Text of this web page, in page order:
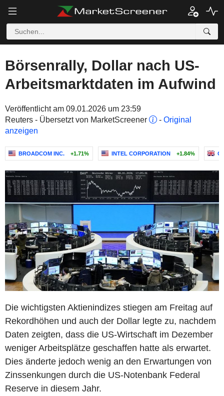
Börsenrally, Dollar nach US-
Arbeitsmarktdaten im Aufwind
Veröffentlicht am 09.01.2026 um 23:59
Reuters - Übersetzt von MarketScreener
- Original
anzeigen
BROADCOM INC. +1.71% INTEL CORPORATION +1.84%
Die wichtigsten Aktienindizes stiegen am Freitag auf
Rekordhöhen und auch der Dollar legte zu, nachdem
Daten zeigten, dass die US-Wirtschaft im Dezember
weniger Arbeitsplätze geschaffen hatte als erwartet.
Dies änderte jedoch wenig an den Erwartungen von
Zinssenkungen durch die US-Notenbank Federal
Reserve in diesem Jahr.